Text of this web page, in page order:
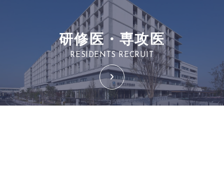
研修医・専攻医
RESIDENTS RECRUIT